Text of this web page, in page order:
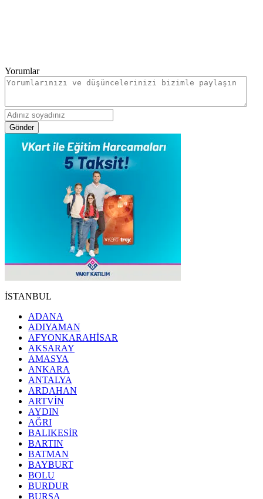
Yorumlar
Gönder
İSTANBUL
ADANA
ADIYAMAN
AFYONKARAHİSAR
AKSARAY
AMASYA
ANKARA
ANTALYA
ARDAHAN
ARTVİN
AYDIN
AĞRI
BALIKESİR
BARTIN
BATMAN
BAYBURT
BOLU
BURDUR
BURSA